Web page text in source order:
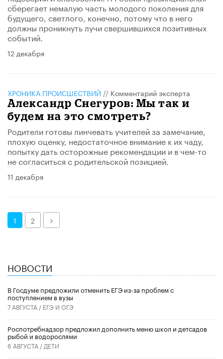
сберегает немалую часть молодого поколения для
будущего, светлого, конечно, потому что в него
должны проникнуть лучи свершившихся позитивных
событий.
12 декабря
ХРОНИКА ПРОИСШЕСТВИЙ // Комментарий эксперта
Александр Снегуров: Мы так и
будем на это смотреть?
Родители готовы линчевать учителей за замечание,
плохую оценку, недостаточное внимание к их чаду,
попытку дать осторожные рекомендации и в чем-то
не согласиться с родительской позицией.
11 декабря
1 2 Далее
НОВОСТИ
В Госдуме предложили отменить ЕГЭ из-за проблем с
поступлением в вузы
7 АВГУСТА / ЕГЭ И ОГЭ
Роспотребнадзор предложил дополнить меню школ и детсадов
рыбой и водорослями
6 АВГУСТА / ДЕТИ